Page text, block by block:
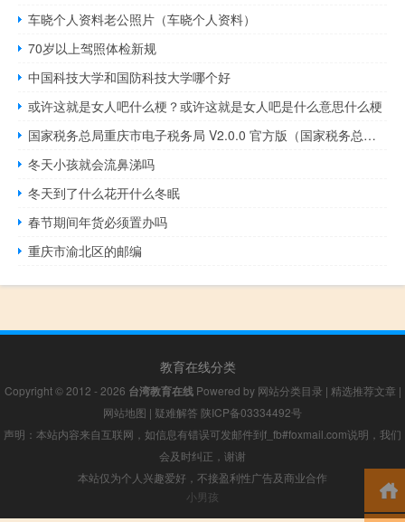
车晓个人资料老公照片（车晓个人资料）
70岁以上驾照体检新规
中国科技大学和国防科技大学哪个好
或许这就是女人吧什么梗？或许这就是女人吧是什么意思什么梗
国家税务总局重庆市电子税务局 V2.0.0 官方版（国家税务总局重庆市电子税务局 V2.0.0 官方版功能简介）
冬天小孩就会流鼻涕吗
冬天到了什么花开什么冬眠
春节期间年货必须置办吗
重庆市渝北区的邮编
教育在线分类
Copyright © 2012 - 2026 台湾教育在线Powered by 网站分类目录 | 精选推荐文章 |
网站地图 | 疑难解答 陕ICP备03334492号
声明：本站内容来自互联网，如信息有错误可发邮件到f_fb#foxmail.com说明，我们
会及时纠正，谢谢
本站仅为个人兴趣爱好，不接盈利性广告及商业合作
小男孩